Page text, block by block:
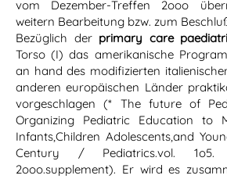
vom Dezember-Treffen 2ooo
weitern Bearbeitung bzw. zum
Bezüglich der primary care
Torso (I) das amerikanische
an hand des modifizierten
anderen europäischen Länder
vorgeschlagen (* The future of
Organizing Pediatric Education to
Infants,Children Adolescents,and
Century / Pediatrics.vol.
2ooo.supplement). Er wird es